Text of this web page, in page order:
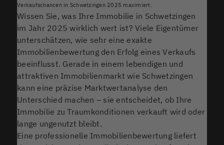
Verkaufschancen in Schwetzingen 2025 maximiert.
Wissen Sie, was Ihre Immobilie in Schwetzingen
im Jahr 2025 wirklich wert ist? Viele Eigentümer
unterschätzen, wie sehr eine exakte
Immobilienbewertung den Erfolg eines Verkaufs
beeinflusst. Gerade in einem lebendigen und
attraktiven Immobilienmarkt wie Schwetzingen
kann eine präzise Marktwertanalyse den
Unterschied machen – sie entscheidet, ob Ihre
Immobilie zu Traumkonditionen verkauft wird oder
lange ungenutzt bleibt.
Eine professionelle Immobilienbewertung liefert